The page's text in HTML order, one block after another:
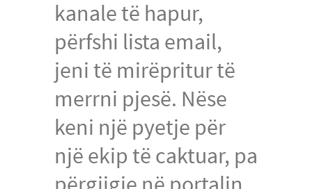
kanale të hapur,
përfshi lista email,
jeni të mirëpritur të
merrni pjesë. Nëse
keni një pyetje për
një ekip të caktuar, pa